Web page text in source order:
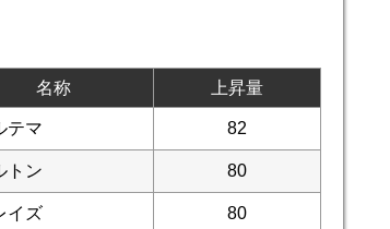
名称 上昇量
テマ 82
トン 80
イズ 80